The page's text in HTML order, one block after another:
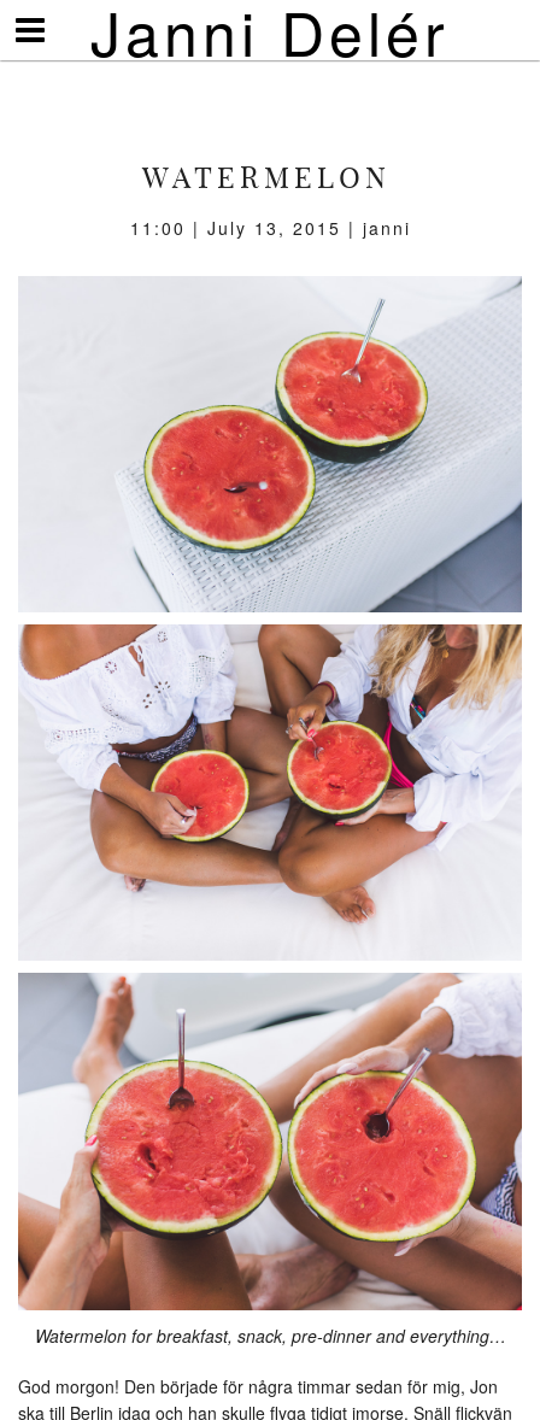
Janni Delér
Visa/göm
meny
WATERMELON
11:00 | July 13, 2015 | janni
Watermelon for breakfast, snack, pre-dinner and everything…
God morgon! Den började för några timmar sedan för mig, Jon
ska till Berlin idag och han skulle flyga tidigt imorse. Snäll flickvän